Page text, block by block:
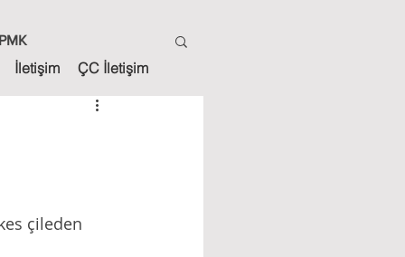
İletişim ÇC İletişim
çileden